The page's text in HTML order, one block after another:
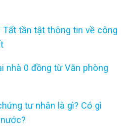
Tất tần tật thông tin về công
nhà 0 đồng từ Văn phòng
tư nhân là gì? Có gì